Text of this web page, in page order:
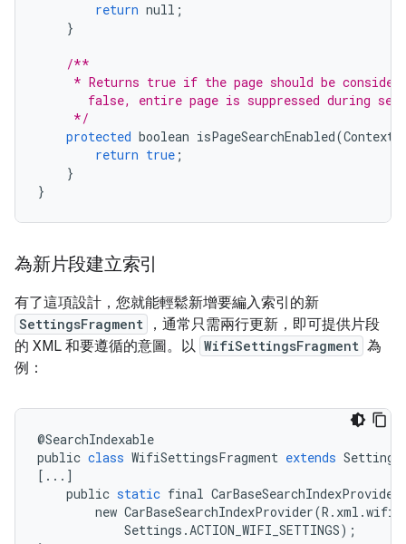
return null ;
}
/**
* Returns true if the page should be
false, entire page is suppressed during
     */
protected boolean isPageSearchEnabled(Context
return true ;
}
}
為新片段建立索引
有了這項設計，您就能輕鬆新增要編入索引的新
SettingsFragment
，通常只需兩行更新，即可提供片段
的 XML 和要遵循的意圖。以 WifiSettingsFragment 為
例：
@SearchIndexable
public class WifiSettingsFragment extends
[ ... ]
public static final CarBaseSearchIndexProvider
new CarBaseSearchIndexProvider(R . xml .
Settings .ACTION_WIFI_SETTINGS);